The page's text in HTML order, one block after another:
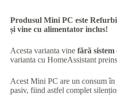
Produsul Mini PC este
și vine cu alimentator inclus!
Acesta varianta vine fără sistem
varianta cu HomeAssistant
Acest Mini PC are un consum
pasiv, fiind astfel complet